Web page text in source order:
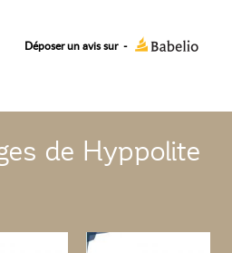
Déposer un avis sur -
de Hyppolite